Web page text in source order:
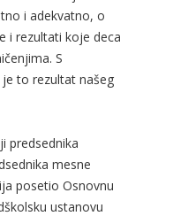
i adekvatno, o
i rezultati koje deca
S
to rezultat našeg
predsednika
mesne
posetio Osnovnu
ustanovu